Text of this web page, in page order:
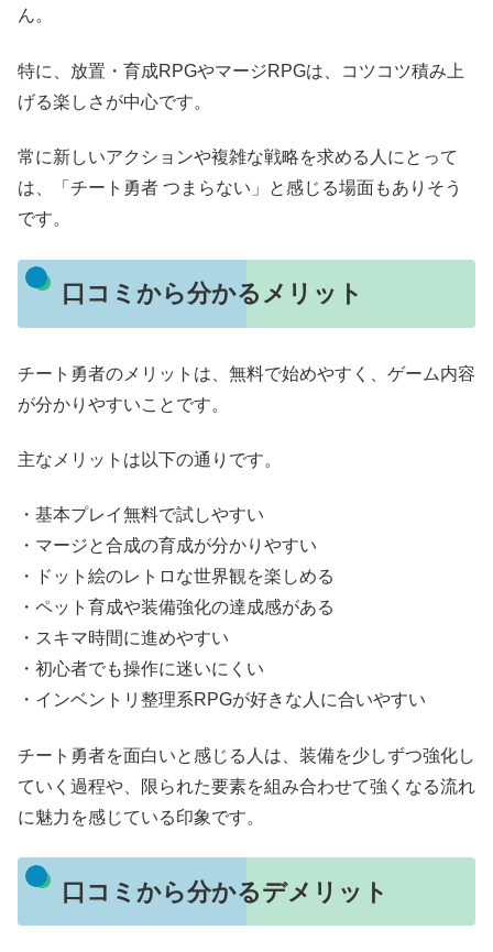
ん。
特に、放置・育成RPGやマージRPGは、コツコツ積み上
げる楽しさが中心です。
常に新しいアクションや複雑な戦略を求める人にとって
は、「チート勇者 つまらない」と感じる場面もありそう
です。
口コミから分かるメリット
チート勇者のメリットは、無料で始めやすく、ゲーム内容
が分かりやすいことです。
主なメリットは以下の通りです。
・基本プレイ無料で試しやすい
・マージと合成の育成が分かりやすい
・ドット絵のレトロな世界観を楽しめる
・ペット育成や装備強化の達成感がある
・スキマ時間に進めやすい
・初心者でも操作に迷いにくい
・インベントリ整理系RPGが好きな人に合いやすい
チート勇者を面白いと感じる人は、装備を少しずつ強化し
ていく過程や、限られた要素を組み合わせて強くなる流れ
に魅力を感じている印象です。
口コミから分かるデメリット